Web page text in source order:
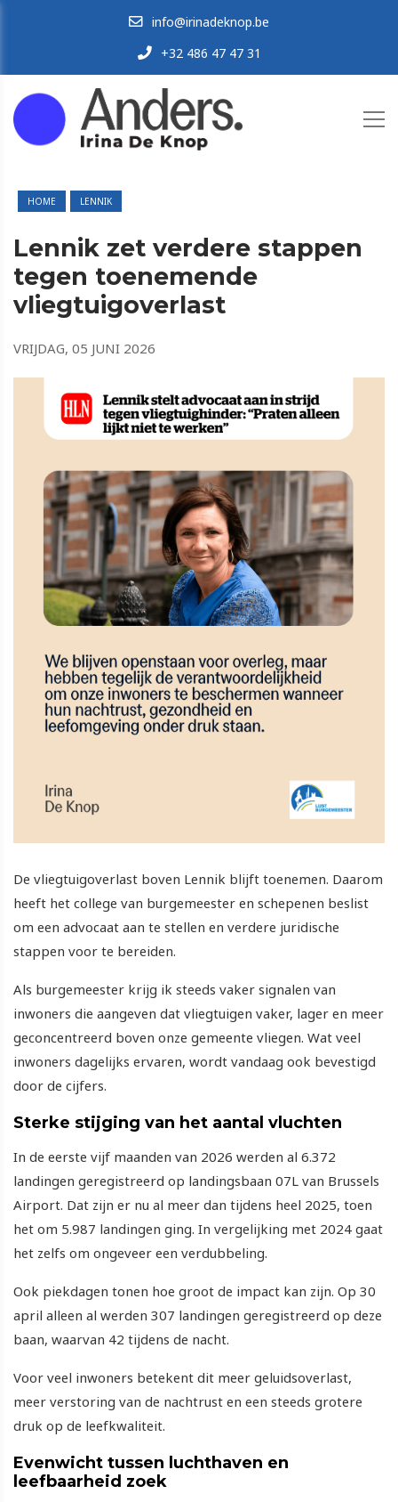
info@irinadeknop.be
+32 486 47 47 31
HOME LENNIK
Lennik zet verdere stappen
tegen toenemende
vliegtuigoverlast
VRIJDAG, 05 JUNI 2026
De vliegtuigoverlast boven Lennik blijft toenemen. Daarom
heeft het college van burgemeester en schepenen beslist
om een advocaat aan te stellen en verdere juridische
stappen voor te bereiden.
Als burgemeester krijg ik steeds vaker signalen van
inwoners die aangeven dat vliegtuigen vaker, lager en meer
geconcentreerd boven onze gemeente vliegen. Wat veel
inwoners dagelijks ervaren, wordt vandaag ook bevestigd
door de cijfers.
Sterke stijging van het aantal vluchten
In de eerste vijf maanden van 2026 werden al 6.372
landingen geregistreerd op landingsbaan 07L van Brussels
Airport. Dat zijn er nu al meer dan tijdens heel 2025, toen
het om 5.987 landingen ging. In vergelijking met 2024 gaat
het zelfs om ongeveer een verdubbeling.
Ook piekdagen tonen hoe groot de impact kan zijn. Op 30
april alleen al werden 307 landingen geregistreerd op deze
baan, waarvan 42 tijdens de nacht.
Voor veel inwoners betekent dit meer geluidsoverlast,
meer verstoring van de nachtrust en een steeds grotere
druk op de leefkwaliteit.
Evenwicht tussen luchthaven en
leefbaarheid zoek